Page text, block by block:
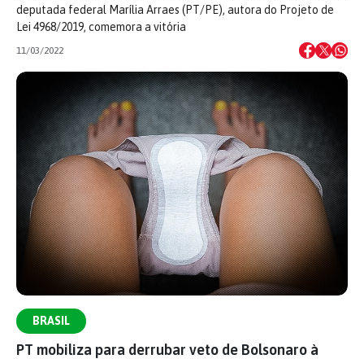
deputada federal Marília Arraes (PT/PE), autora do Projeto de
Lei 4968/2019, comemora a vitória
11/03/2022
BRASIL
PT mobiliza para derrubar veto de Bolsonaro à